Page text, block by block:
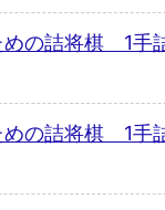
めの詰将棋 1手
めの詰将棋 1手